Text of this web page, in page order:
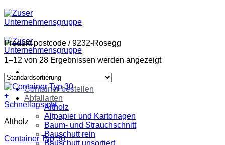
Zum
Inhalt
springen
Container bestellen
Abfallarten
Altholz
Altpapier und Kartonagen
Baum- und Strauchschnitt
Bauschutt rein
Bauschutt unsortiert
Produkt postcode /9232-Rosegg
1–12 von 28 Ergebnissen werden angezeigt
+
Schnellansicht
Altholz
Container Typ 30